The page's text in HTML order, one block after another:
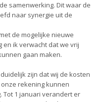
samenwerking. Dit waar de
naar synergie uit de
de mogelijke nieuwe
ik verwacht dat we vrij
gaan maken.
zijn dat wij de kosten
rekening kunnen
Tot 1 januari verandert er